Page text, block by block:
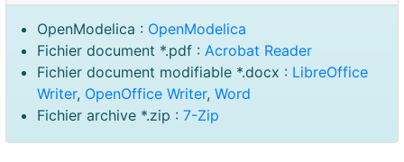
OpenModelica : OpenModelica
Fichier document *.pdf : Acrobat Reader
Fichier document modifiable *.docx : LibreOffice
Writer, OpenOffice Writer, Word
Fichier archive *.zip : 7-Zip